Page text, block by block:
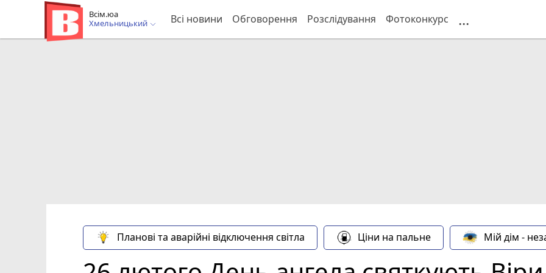
Всім.юа
Хмельницький
Всі новини Обговорення Розслідування Фотоконкурс ...
Планові та аварійні відключення світла Ціни на пальне Мій дім -